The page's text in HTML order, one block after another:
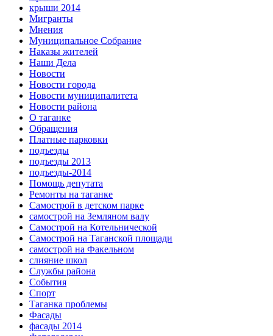
крыши 2014
Мигранты
Мнения
Муниципальное Собрание
Наказы жителей
Наши Дела
Новости
Новости города
Новости муниципалитета
Новости района
О таганке
Обращения
Платные парковки
подъезды
подъезды 2013
подъезды-2014
Помощь депутата
Ремонты на таганке
Самострой в детском парке
самострой на Земляном валу
Самострой на Котельнической
Самострой на Таганской площади
самострой на Факельном
слияние школ
Службы района
События
Спорт
Таганка проблемы
Фасады
фасады 2014